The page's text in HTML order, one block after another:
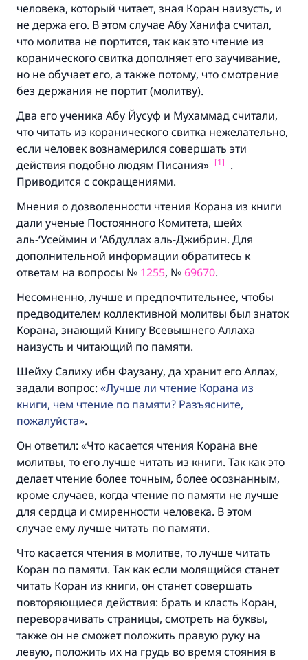
человека, который читает, зная Коран наизусть, и
не держа его. В этом случае Абу Ханифа считал,
что молитва не портится, так как это чтение из
коранического свитка дополняет его заучивание,
но не обучает его, а также потому, что смотрение
без держания не портит (молитву).
Два его ученика Абу Йусуф и Мухаммад считали,
что читать из коранического свитка нежелательно,
если человек вознамерился совершать эти
действия подобно людям Писания» [1] .
Приводится с сокращениями.
Мнения о дозволенности чтения Корана из книги
дали ученые Постоянного Комитета, шейх
аль-‘Усеймин и ‘Абдуллах аль-Джибрин. Для
дополнительной информации обратитесь к
ответам на вопросы № 1255, № 69670.
Несомненно, лучше и предпочтительнее, чтобы
предводителем коллективной молитвы был знаток
Корана, знающий Книгу Всевышнего Аллаха
наизусть и читающий по памяти.
Шейху Салиху ибн Фаузану, да хранит его Аллах,
задали вопрос: Лучше ли чтение Корана из
книги, чем чтение по памяти? Разъясните,
пожалуйста .
Он ответил: «Что касается чтения Корана вне
молитвы, то его лучше читать из книги. Так как это
делает чтение более точным, более осознанным,
кроме случаев, когда чтение по памяти не лучше
для сердца и смиренности человека. В этом
случае ему лучше читать по памяти.
Что касается чтения в молитве, то лучше читать
Коран по памяти. Так как если молящийся станет
читать Коран из книги, он станет совершать
повторяющиеся действия: брать и класть Коран,
переворачивать страницы, смотреть на буквы,
также он не сможет положить правую руку на
левую, положить их на грудь во время стояния в
Ответ № 110845 помог сохранить
брак.
Помогите нам предоставить ответы Умме
Посланник Аллаха, мир ему и
благословение, сказал:
«Указавшему на благое (полагается) такая
же награда как и совершившему его»
(МУСЛИМ, № 1893).
Участвуйте сейчас!